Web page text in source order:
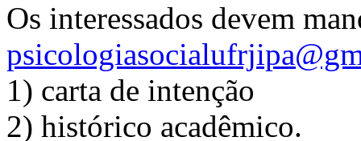
Os interessados devem
1) carta de intenção
2) histórico acadêmico.